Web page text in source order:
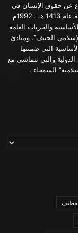
عن حقوق الإنسان في
شبه الجزيرة العربية عام 1413 هـ ـ 1992م
والحريات العامة
الحنيف”، ومبادئ
التي ضمنتها
والتي تتماشى مع
السمحاء .